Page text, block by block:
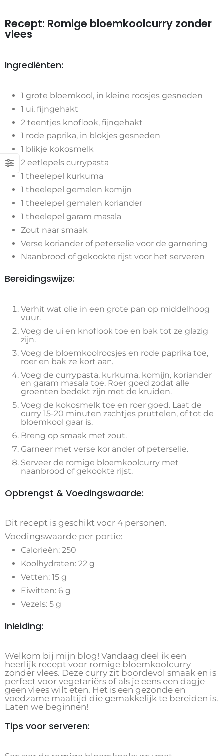
Recept: Romige bloemkoolcurry zonder
vlees
Ingrediënten:
1 grote bloemkool, in kleine roosjes gesneden
1 ui, fijngehakt
2 teentjes knoflook, fijngehakt
1 rode paprika, in blokjes gesneden
1 blikje kokosmelk
2 eetlepels currypasta
1 theelepel kurkuma
1 theelepel gemalen komijn
1 theelepel gemalen koriander
1 theelepel garam masala
Zout naar smaak
Verse koriander of peterselie voor de garnering
Naanbrood of gekookte rijst voor het serveren
Bereidingswijze:
Verhit wat olie in een grote pan op middelhoog
vuur.
Voeg de ui en knoflook toe en bak tot ze glazig
zijn.
Voeg de bloemkoolroosjes en rode paprika toe,
roer en bak ze kort aan.
Voeg de currypasta, kurkuma, komijn, koriander
en garam masala toe. Roer goed zodat alle
groenten bedekt zijn met de kruiden.
Voeg de kokosmelk toe en roer goed. Laat de
curry 15-20 minuten zachtjes pruttelen, of tot de
bloemkool gaar is.
Breng op smaak met zout.
Garneer met verse koriander of peterselie.
Serveer de romige bloemkoolcurry met
naanbrood of gekookte rijst.
Opbrengst & Voedingswaarde:
Dit recept is geschikt voor 4 personen.
Voedingswaarde per portie:
Calorieën: 250
Koolhydraten: 22 g
Vetten: 15 g
Eiwitten: 6 g
Vezels: 5 g
Inleiding:
Welkom bij mijn blog! Vandaag deel ik een
heerlijk recept voor romige bloemkoolcurry
zonder vlees. Deze curry zit boordevol smaak en is
perfect voor vegetariërs of als je eens een dagje
geen vlees wilt eten. Het is een gezonde en
voedzame maaltijd die gemakkelijk te bereiden is.
Laten we beginnen!
Tips voor serveren: